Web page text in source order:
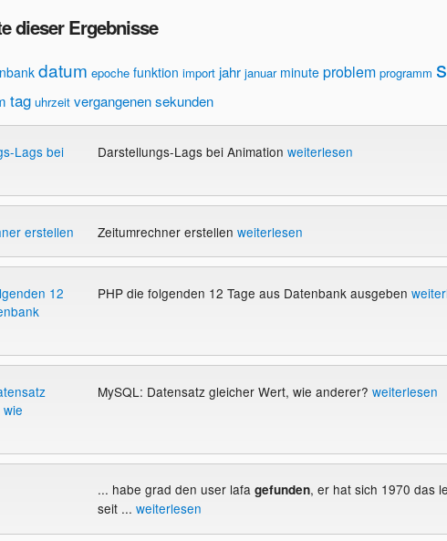
dieser Ergebnisse
datum epoche funktion import jahr januar minute problem programm
tag uhrzeit vergangenen sekunden
Lags bei
Darstellungs-Lags bei Animation weiterlesen
erstellen Zeitumrechner erstellen weiterlesen
12
PHP die folgenden 12 Tage aus Datenbank ausgeben
MySQL: Datensatz gleicher Wert, wie anderer? weiterlesen
... habe grad den user lafagefunden, er hat sich 1970 das
seit ... weiterlesen